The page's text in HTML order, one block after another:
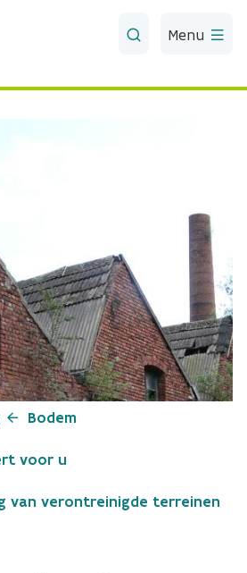
Menu
Bodem
voor u
van verontreinigde terreinen